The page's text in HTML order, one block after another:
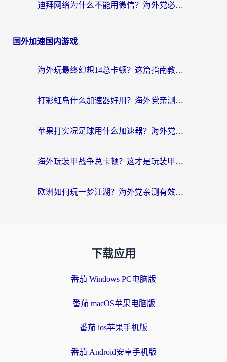
迪拜网络为什么不能用微信？海外党必看的回国加速解决方案
国外加速国内游戏
海外玩最终幻想14总卡顿？这篇指南教你选对加速器（附非洲美国玩家实测）
打彩虹岛什么加速器好用？海外党亲测的国服游戏加速终极指南
苹果打实况足球用什么加速器？海外党亲测有效的国服游戏加速指南
海外玩装甲战争总卡顿？这才是玩装甲战争最好的加速器（附马来西亚玩重装上阵攻略）
欧洲如何玩一梦江湖？海外党亲测有效的国服游戏加速指南
下载应用
番茄 Windows PC电脑版
番茄 macOS苹果电脑版
番茄 ios苹果手机版
番茄 Android安卓手机版